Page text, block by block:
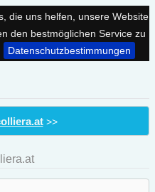
die uns helfen, unsere Website
den bestmöglichen Service zu
Datenschutzbestimmungen
>>